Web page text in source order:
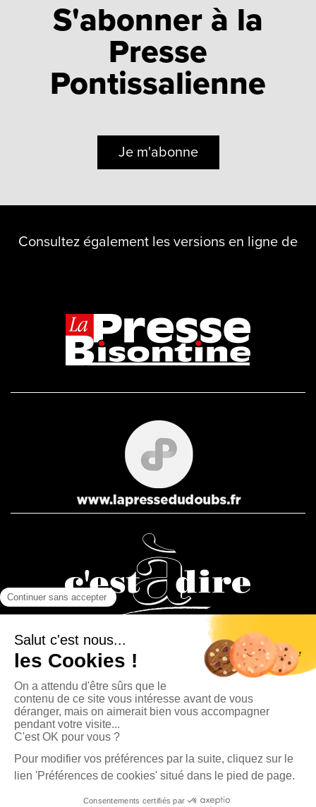
S'abonner à la
Presse
Pontissalienne
Je m'abonne
Consultez également les versions en ligne de
La Presse Bisontine, La Presse Pontissalienne et Le journal
C’est à dire sont des éditions du Groupe Publipresse.
La Presse Pontissalienne - 4, rue Fontaine l'Épine 25500 Morteau | Tél. : 03 81 67 90 80
|
Propriété du journal La Presse Pontissalienne |Mentions légales|Données
personnelles
Cliquez-ici pour modifier vos préférences en matière de cookies
Newsletter